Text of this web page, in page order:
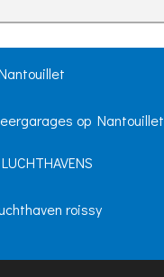
op Nantouillet
roissy